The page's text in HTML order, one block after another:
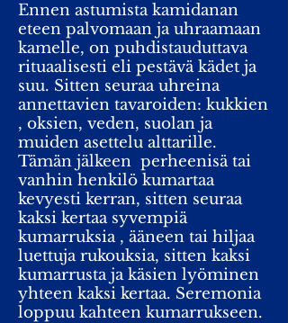
Ennen astumista kamidanan
eteen palvomaan ja uhraamaan
kamelle, on puhdistauduttava
rituaalisesti eli pestävä kädet ja
suu. Sitten seuraa uhreina
annettavien tavaroiden: kukkien
, oksien, veden, suolan ja
muiden asettelu alttarille.
Tämän jälkeen perheenisä tai
vanhin henkilö kumartaa
kevyesti kerran, sitten seuraa
kaksi kertaa syvempiä
kumarruksia , ääneen tai hiljaa
luettuja rukouksia, sitten kaksi
kumarrusta ja käsien lyöminen
yhteen kaksi kertaa. Seremonia
loppuu kahteen kumarrukseen.